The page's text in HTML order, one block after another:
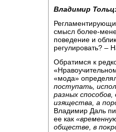
Владимир
смысл более-
поведение и
регулировать? –
Обратимся к
«мода»
поступать,
разных
изящества, а
Владимир Даль
ее как
обществе, в